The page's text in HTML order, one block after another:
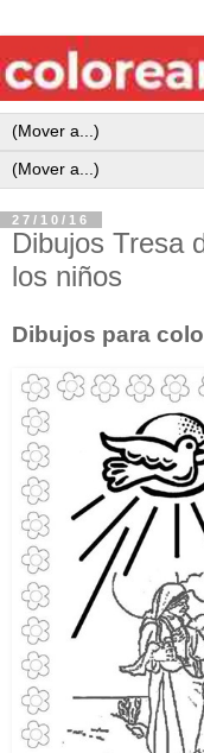
27/10/16
Dibujos Tresa
los niños
Dibujos para